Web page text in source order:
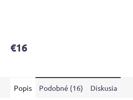
€16
Popis Podobné (16) Diskusia